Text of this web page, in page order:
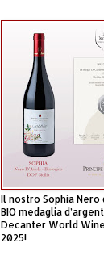
Il nostro Sophia Nero
BIO medaglia
Decanter World
2025!